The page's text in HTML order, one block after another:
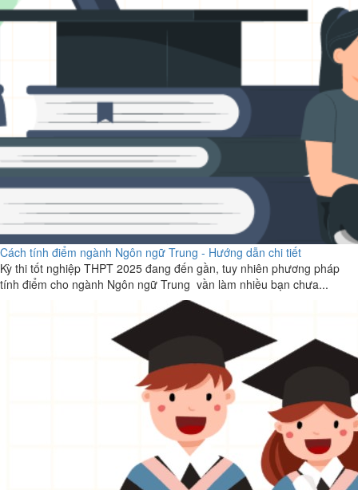
Cách tính điểm ngành Ngôn ngữ Trung - Hướng dẫn chi tiết
Kỳ thi tốt nghiệp THPT 2025 đang đến gần, tuy nhiên phương pháp
tính điểm cho ngành Ngôn ngữ Trung vần làm nhiều bạn chưa...